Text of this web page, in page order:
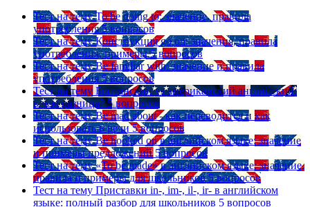
Тест на тему To be going to: значение, правила
употребления 5 вопросов
Тест на тему Конструкция go on: значения, правила
употребления, примеры 5 вопросов
Тест на тему Be familiar with: значение и правила
употребления 5 вопросов
Тест на тему Британский vs американский английский:
в чем разница? 5 вопросов
Тест на тему Be mad about - как переводится и как
использовать в речи 5 вопросов
Тест на тему Be hooked on в английском языке: значение
и примеры предложений 5 вопросов
Тест на тему «To be made» в английском языке: значение,
правила и примеры для школьников 5 вопросов
Тест на тему Приставки in-, im-, il-, ir- в английском
языке: полный разбор для школьников 5 вопросов